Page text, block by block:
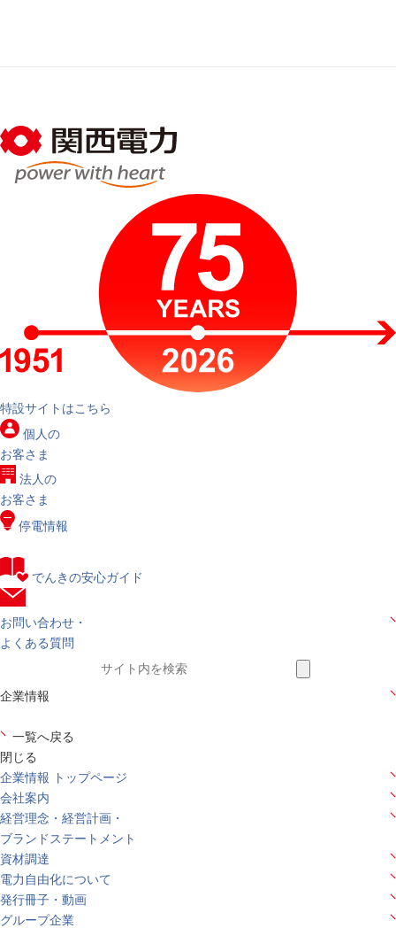
特設サイトはこちら
個人の
お客さま
法人の
お客さま
停電情報
でんきの安心ガイド
お問い合わせ・
よくある質問
企業情報
一覧へ戻る
閉じる
企業情報 トップページ
会社案内
経営理念・経営計画・
ブランドステートメント
資材調達
電力自由化について
発行冊子・動画
グループ企業